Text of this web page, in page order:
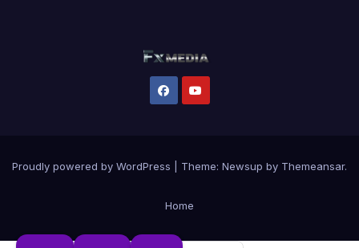
Proudly powered by WordPress Theme: Newsup by Themeansar.
Home